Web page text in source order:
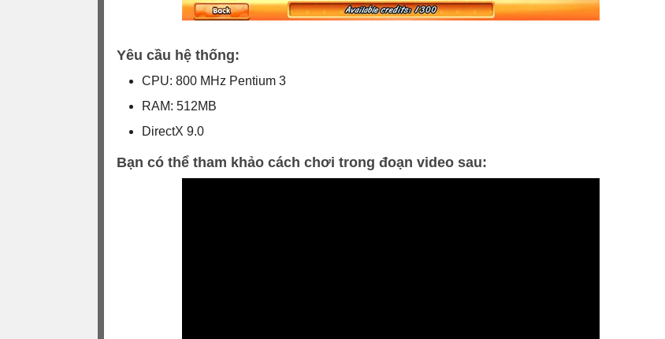
Yêu cầu hệ thống:
CPU: 800 MHz Pentium 3
RAM: 512MB
DirectX 9.0
Bạn có thể tham khảo cách chơi trong đoạn video sau: